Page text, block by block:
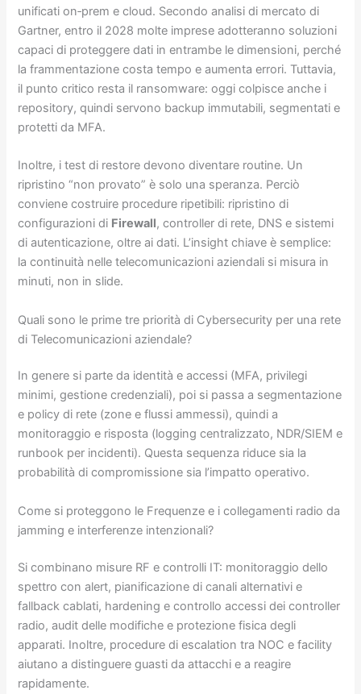
unificati on‑prem e cloud. Secondo analisi di mercato di
Gartner, entro il 2028 molte imprese adotteranno soluzioni
capaci di proteggere dati in entrambe le dimensioni, perché
la frammentazione costa tempo e aumenta errori. Tuttavia,
il punto critico resta il ransomware: oggi colpisce anche i
repository, quindi servono backup immutabili, segmentati e
protetti da MFA.
Inoltre, i test di restore devono diventare routine. Un
ripristino “non provato” è solo una speranza. Perciò
conviene costruire procedure ripetibili: ripristino di
configurazioni di Firewall, controller di rete, DNS e sistemi
di autenticazione, oltre ai dati. L’insight chiave è semplice:
la continuità nelle telecomunicazioni aziendali si misura in
minuti, non in slide.
Quali sono le prime tre priorità di Cybersecurity per una rete
di Telecomunicazioni aziendale?
In genere si parte da identità e accessi (MFA, privilegi
minimi, gestione credenziali), poi si passa a segmentazione
e policy di rete (zone e flussi ammessi), quindi a
monitoraggio e risposta (logging centralizzato, NDR/SIEM e
runbook per incidenti). Questa sequenza riduce sia la
probabilità di compromissione sia l’impatto operativo.
Come si proteggono le Frequenze e i collegamenti radio da
jamming e interferenze intenzionali?
Si combinano misure RF e controlli IT: monitoraggio dello
spettro con alert, pianificazione di canali alternativi e
fallback cablati, hardening e controllo accessi dei controller
radio, audit delle modifiche e protezione fisica degli
apparati. Inoltre, procedure di escalation tra NOC e facility
aiutano a distinguere guasti da attacchi e a reagire
rapidamente.